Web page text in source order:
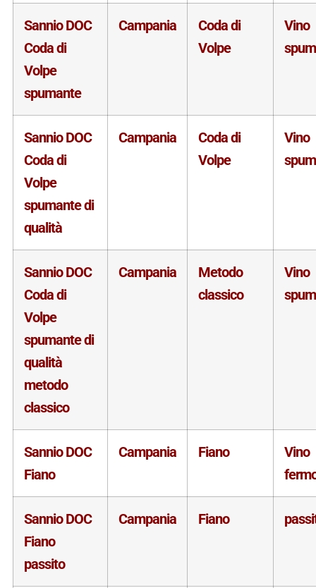
Sannio DOC
Coda di
Volpe
spumante
Campania
Coda di
Volpe
Vino
Sannio DOC
Coda di
Volpe
spumante di
qualità
Campania
Coda di
Volpe
Vino
Sannio DOC
Coda di
Volpe
spumante di
qualità
metodo
classico
Campania
Metodo
classico
Vino
Sannio DOC
Fiano
Campania Fiano
Vino
Sannio DOC
Fiano
passito
Campania Fiano